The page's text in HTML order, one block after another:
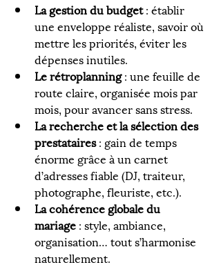
La gestion du budget : établir
une enveloppe réaliste, savoir où
mettre les priorités, éviter les
dépenses inutiles.
Le rétroplanning : une feuille de
route claire, organisée mois par
mois, pour avancer sans stress.
La recherche et la sélection des
prestataires : gain de temps
énorme grâce à un carnet
d’adresses fiable (DJ, traiteur,
photographe, fleuriste, etc.).
La cohérence globale du
mariage : style, ambiance,
organisation… tout s’harmonise
naturellement.